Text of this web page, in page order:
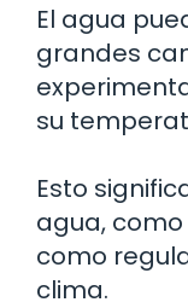
El agua
grandes
su
Esto
agua,
como
clima.